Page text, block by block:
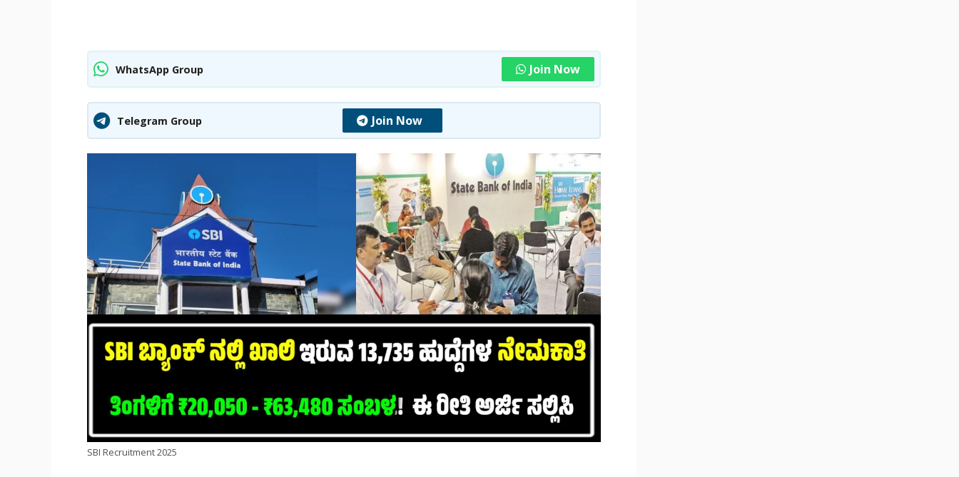
WhatsApp Group Join Now
Telegram Group Join Now
SBI Recruitment 2025